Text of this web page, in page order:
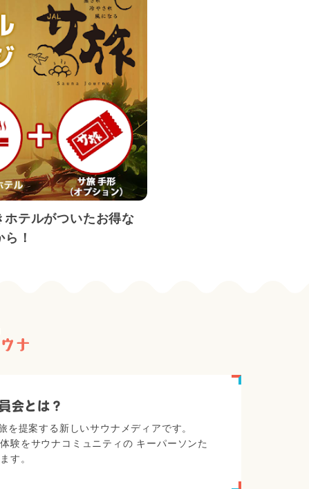
テルがついたお得な
！
会とは？
提案する新しいサウナメディアです。
験をサウナコミュニティの キーパーソンた
す。